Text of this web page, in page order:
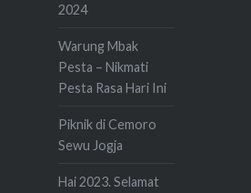
2024
Warung Mbak
Pesta – Nikmati
Pesta Rasa Hari Ini
Piknik di Cemoro
Sewu Jogja
Hai 2023. Selamat